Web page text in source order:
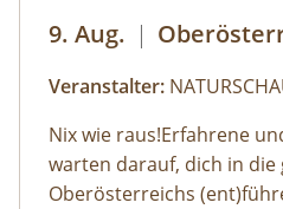
9. Aug. |
Veranstalter:
Nix wie raus!Erfahrene
warten darauf, dich in
Oberösterreichs